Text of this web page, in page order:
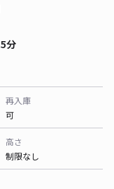
分
再入庫
可
高さ
制限なし